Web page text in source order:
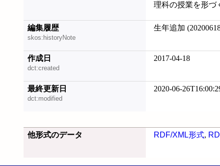
理科の授業を形づ
編集履歴
skos:historyNote
生年追加
作成日
dct:created
2017-04-18
最終更新日
dct:modified
2020-06-
他形式のデータ RDF/XML形式,